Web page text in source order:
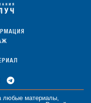
любые материалы,